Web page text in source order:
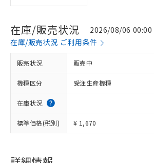
在庫/販売状況
2026/08/06 00:00
在庫/販売状況 ご利用条件
販売状況 販売中
機種区分 受注生産機種
在庫状況
標準価格(税別) ¥ 1,670